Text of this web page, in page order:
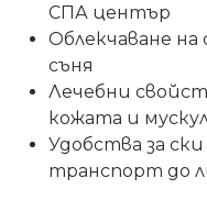
СПА център
Облекчаване на
съня
Лечебни
кожата и
Удобства за
транспорт до